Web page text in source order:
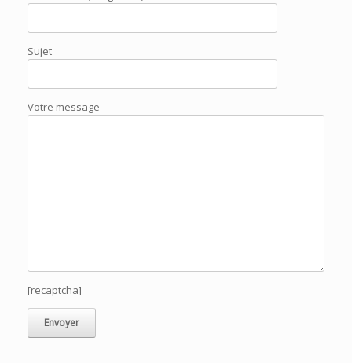
Sujet
Votre message
[recaptcha]